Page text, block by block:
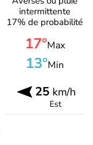
intermittente
17% de probabilité
17°Max
13°Min
25 km/h
Est